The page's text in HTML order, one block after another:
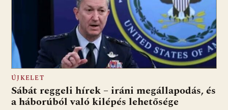
ÚJKELET
Sábát reggeli hírek – iráni megállapodás, és
a háborúból való kilépés lehetősége